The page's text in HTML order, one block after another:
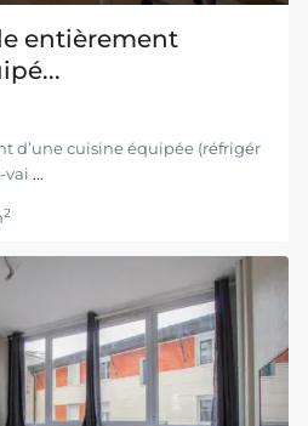
entièrement
d’une cuisine équipée (réfrigér
vai ...
2